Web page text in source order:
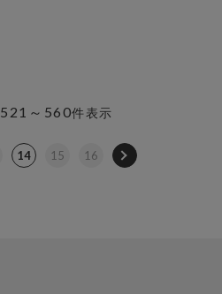
521～560件表示
14 15 16